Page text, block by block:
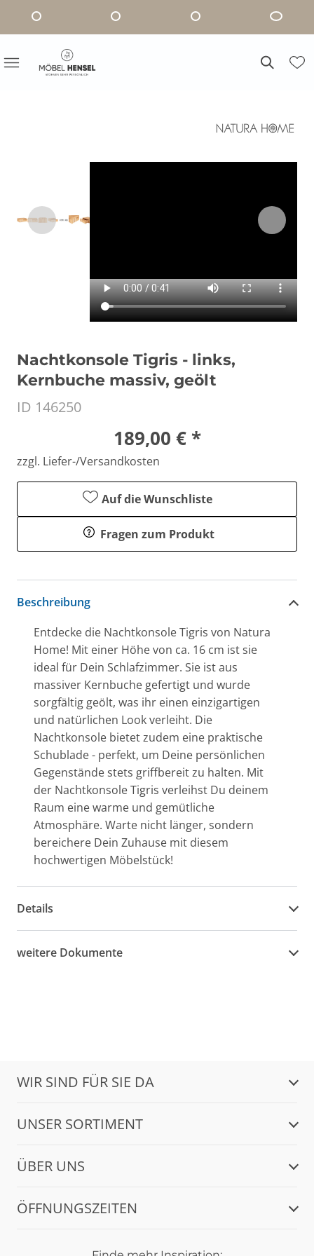
Nachtkonsole Tigris - links,
Kernbuche massiv, geölt
ID 146250
189,00 € *
zzgl. Liefer-/Versandkosten
Auf die Wunschliste
Fragen zum Produkt
Beschreibung
Entdecke die Nachtkonsole Tigris von Natura
Home! Mit einer Höhe von ca. 16 cm ist sie
ideal für Dein Schlafzimmer. Sie ist aus
massiver Kernbuche gefertigt und wurde
sorgfältig geölt, was ihr einen einzigartigen
und natürlichen Look verleiht. Die
Nachtkonsole bietet zudem eine praktische
Schublade - perfekt, um Deine persönlichen
Gegenstände stets griffbereit zu halten. Mit
der Nachtkonsole Tigris verleihst Du deinem
Raum eine warme und gemütliche
Atmosphäre. Warte nicht länger, sondern
bereichere Dein Zuhause mit diesem
hochwertigen Möbelstück!
Details
weitere Dokumente
WIR SIND FÜR SIE DA
UNSER SORTIMENT
ÜBER UNS
ÖFFNUNGSZEITEN